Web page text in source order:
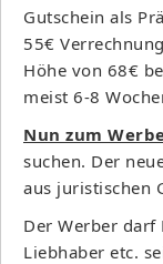
Gutschein als
55€
Höhe von 68€
meist 6-8
Nun zum
suchen. Der
aus juristischen
Der Werber darf
Liebhaber etc.